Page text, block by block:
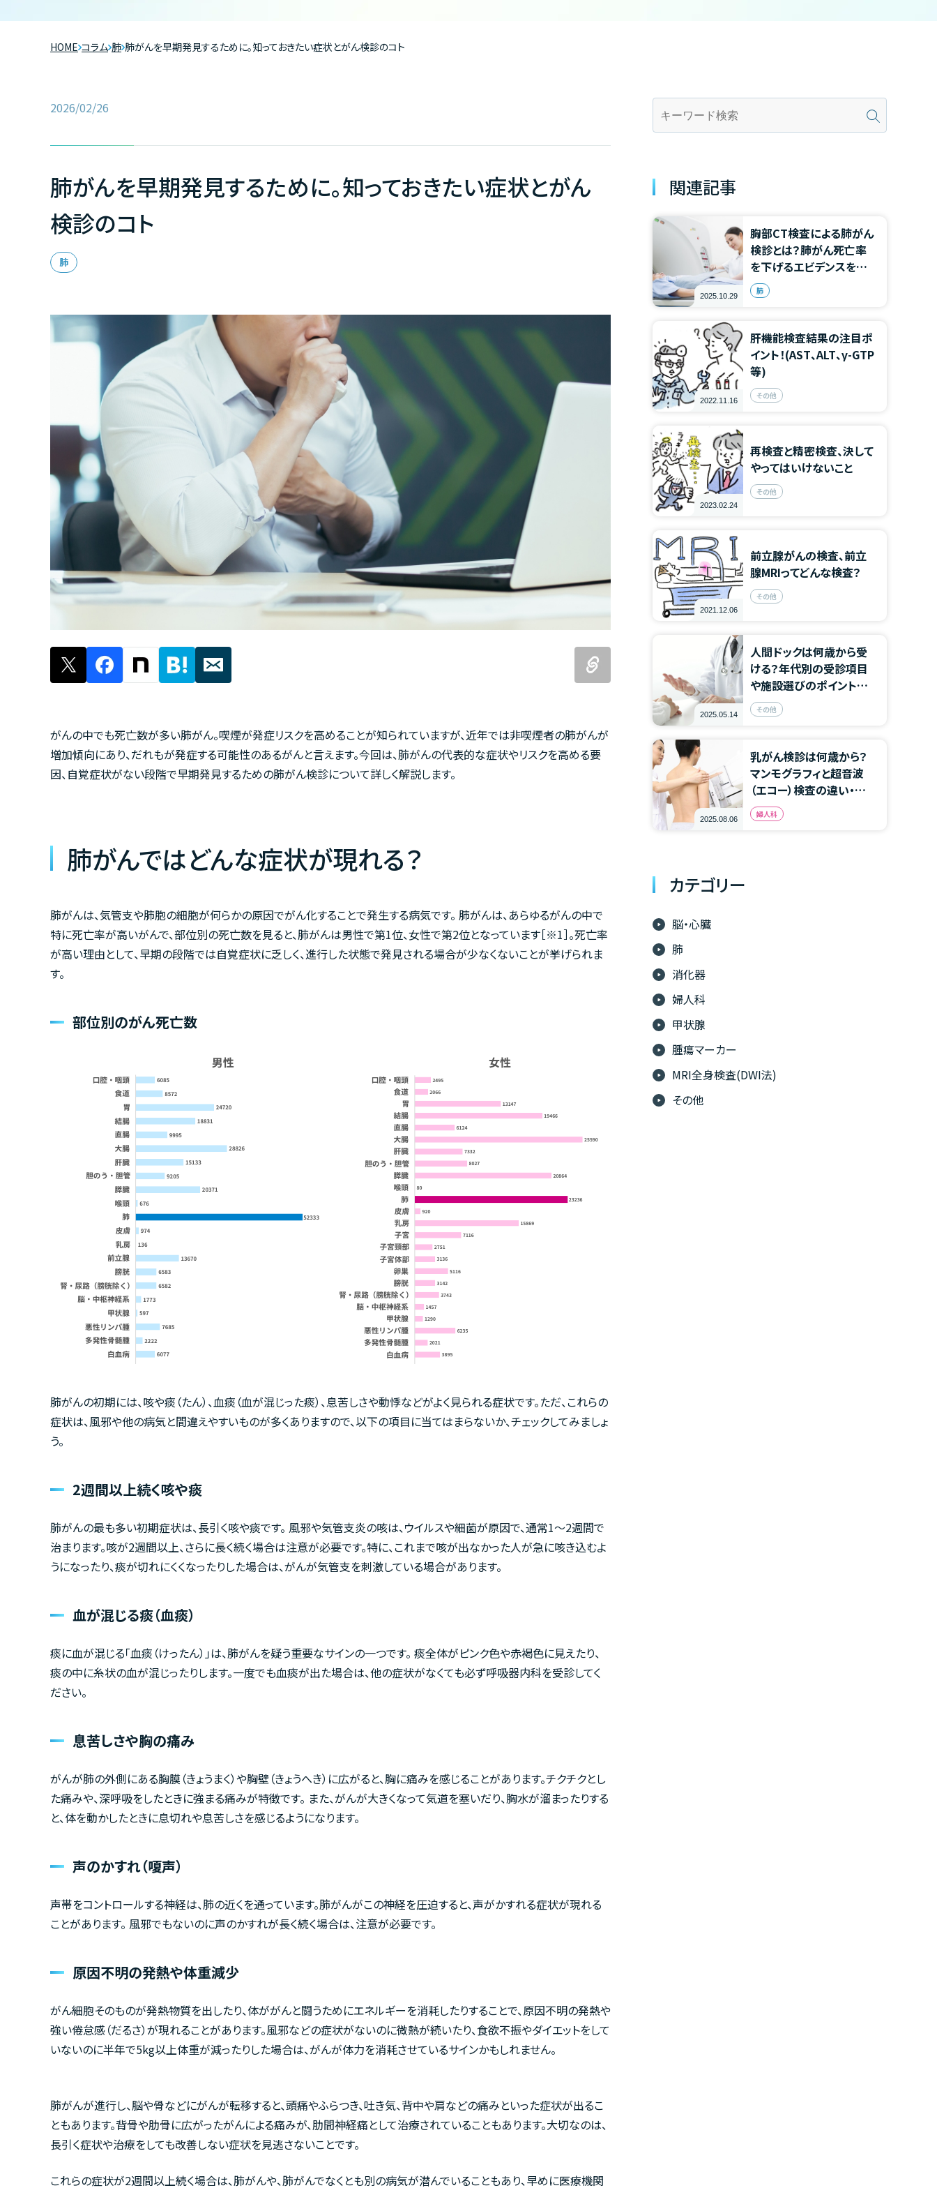
HOME コラム 肺 肺がんを早期発見するために。知っておきたい症状とがん検診のコト
2026/02/26
肺がんを早期発見するために。知っておきたい症状とがん
検診のコト
肺
がんの中でも死亡数が多い肺がん。喫煙が発症リスクを高めることが知られていますが、近年では非喫煙者の肺がんが
増加傾向にあり、だれもが発症する可能性のあるがんと言えます。今回は、肺がんの代表的な症状やリスクを高める要
因、自覚症状がない段階で早期発見するための肺がん検診について詳しく解説します。
肺がんではどんな症状が現れる？
肺がんは、気管支や肺胞の細胞が何らかの原因でがん化することで発生する病気です。 肺がんは、あらゆるがんの中で
特に死亡率が高いがんで、部位別の死亡数を見ると、肺がんは男性で第1位、女性で第2位となっています［※1］。死亡率
が高い理由として、早期の段階では自覚症状に乏しく、進行した状態で発見される場合が少なくないことが挙げられま
す。
部位別のがん死亡数
肺がんの初期には、咳や痰（たん）、血痰（血が混じった痰）、息苦しさや動悸などがよく見られる症状です。ただ、これらの
症状は、風邪や他の病気と間違えやすいものが多くありますので、以下の項目に当てはまらないか、チェックしてみましょ
う。
2週間以上続く咳や痰
肺がんの最も多い初期症状は、長引く咳や痰です。 風邪や気管支炎の咳は、ウイルスや細菌が原因で、通常1〜2週間で
治まります。咳が2週間以上、さらに長く続く場合は注意が必要です。特に、これまで咳が出なかった人が急に咳き込むよ
うになったり、痰が切れにくくなったりした場合は、がんが気管支を刺激している場合があります。
血が混じる痰（血痰）
痰に血が混じる「血痰（けったん）」は、肺がんを疑う重要なサインの一つです。 痰全体がピンク色や赤褐色に見えたり、
痰の中に糸状の血が混じったりします。一度でも血痰が出た場合は、他の症状がなくても必ず呼吸器内科を受診してく
ださい。
息苦しさや胸の痛み
がんが肺の外側にある胸膜（きょうまく）や胸壁（きょうへき）に広がると、胸に痛みを感じることがあります。チクチクとし
た痛みや、深呼吸をしたときに強まる痛みが特徴です。 また、がんが大きくなって気道を塞いだり、胸水が溜まったりする
と、体を動かしたときに息切れや息苦しさを感じるようになります。
声のかすれ（嗄声）
声帯をコントロールする神経は、肺の近くを通っています。肺がんがこの神経を圧迫すると、声がかすれる症状が現れる
ことがあります。 風邪でもないのに声のかすれが長く続く場合は、注意が必要です。
原因不明の発熱や体重減少
がん細胞そのものが発熱物質を出したり、体ががんと闘うためにエネルギーを消耗したりすることで、原因不明の発熱や
強い倦怠感（だるさ）が現れることがあります。風邪などの症状がないのに微熱が続いたり、食欲不振やダイエットをして
いないのに半年で5kg以上体重が減ったりした場合は、がんが体力を消耗させているサインかもしれません。
肺がんが進行し、脳や骨などにがんが転移すると、頭痛やふらつき、吐き気、背中や肩などの痛みといった症状が出るこ
ともあります。背骨や肋骨に広がったがんによる痛みが、肋間神経痛として治療されていることもあります。大切なのは、
長引く症状や治療をしても改善しない症状を見逃さないことです。
これらの症状が2週間以上続く場合は、肺がんや、肺がんでなくとも別の病気が潜んでいることもあり、早めに医療機関
関連記事
2025.10.29
胸部CT検査による肺がん
検診とは？肺がん死亡率
を下げるエビデンスを紹
介！
肺
2022.11.16
肝機能検査結果の注目ポ
イント！(AST、ALT、γ-GTP
等)
その他
2023.02.24
再検査と精密検査、決して
やってはいけないこと
その他
2021.12.06
前立腺がんの検査、前立
腺MRIってどんな検査？
その他
2025.05.14
人間ドックは何歳から受
ける？年代別の受診項目
や施設選びのポイントも
紹介
その他
2025.08.06
乳がん検診は何歳から？
マンモグラフィと超音波
（エコー）検査の違い・選
び方を解説
婦人科
カテゴリー
脳・心臓
肺
消化器
婦人科
甲状腺
腫瘍マーカー
MRI全身検査(DWI法)
その他